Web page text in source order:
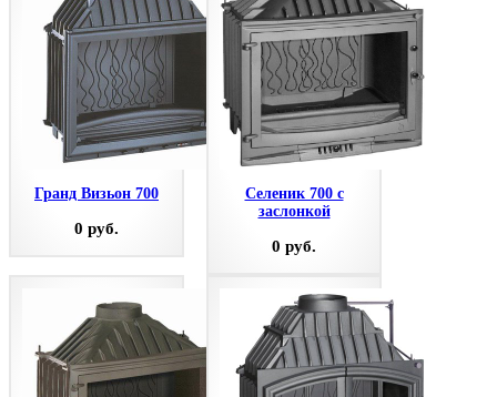
Гранд Визьон 700
0 руб.
Селеник 700 с
заслонкой
0 руб.